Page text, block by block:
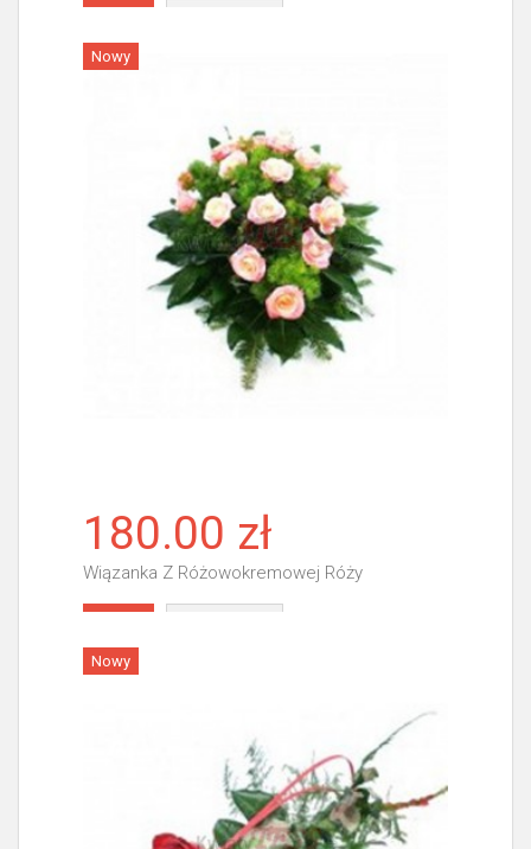
Nowy
180.00 zł
Wiązanka Z Różowokremowej Róży
Nowy